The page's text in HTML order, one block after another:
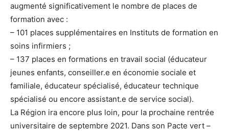
augmenté significativement le nombre de places de
formation avec :
– 101 places supplémentaires en Instituts de formation en
soins infirmiers ;
– 137 places en formations en travail social (éducateur
jeunes enfants, conseiller.e en économie sociale et
familiale, éducateur spécialisé, éducateur technique
spécialisé ou encore assistant.e de service social).
La Région ira encore plus loin, pour la prochaine rentrée
universitaire de septembre 2021. Dans son Pacte vert –